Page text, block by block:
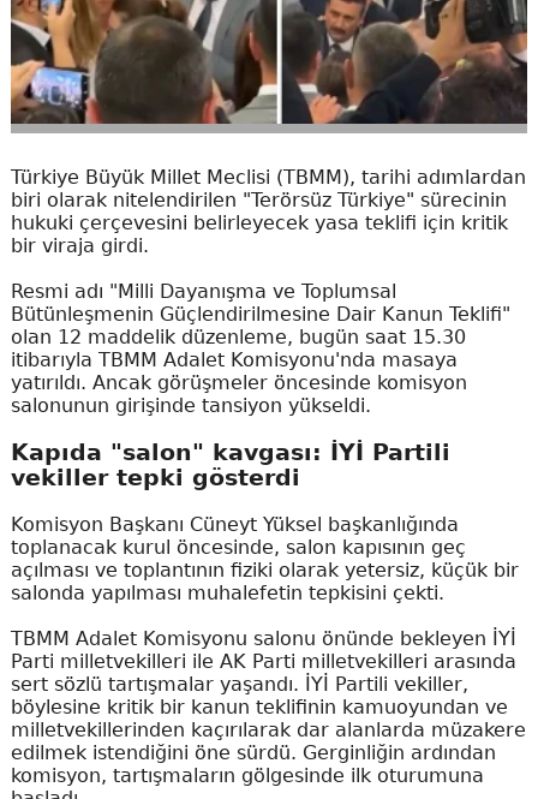
Türkiye Büyük Millet Meclisi (TBMM), tarihi adımlardan
biri olarak nitelendirilen "Terörsüz Türkiye" sürecinin
hukuki çerçevesini belirleyecek yasa teklifi için kritik
bir viraja girdi.
Resmi adı "Milli Dayanışma ve Toplumsal
Bütünleşmenin Güçlendirilmesine Dair Kanun Teklifi"
olan 12 maddelik düzenleme, bugün saat 15.30
itibarıyla TBMM Adalet Komisyonu'nda masaya
yatırıldı. Ancak görüşmeler öncesinde komisyon
salonunun girişinde tansiyon yükseldi.
Kapıda "salon" kavgası: İYİ Partili
vekiller tepki gösterdi
Komisyon Başkanı Cüneyt Yüksel başkanlığında
toplanacak kurul öncesinde, salon kapısının geç
açılması ve toplantının fiziki olarak yetersiz, küçük bir
salonda yapılması muhalefetin tepkisini çekti.
TBMM Adalet Komisyonu salonu önünde bekleyen İYİ
Parti milletvekilleri ile AK Parti milletvekilleri arasında
sert sözlü tartışmalar yaşandı. İYİ Partili vekiller,
böylesine kritik bir kanun teklifinin kamuoyundan ve
milletvekillerinden kaçırılarak dar alanlarda müzakere
edilmek istendiğini öne sürdü. Gerginliğin ardından
komisyon, tartışmaların gölgesinde ilk oturumuna